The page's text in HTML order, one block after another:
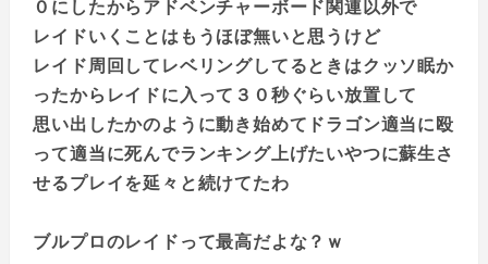
０にしたからアドベンチャーボード関連以外で
レイドいくことはもうほぼ無いと思うけど
レイド周回してレベリングしてるときはクッソ眠か
ったからレイドに入って３０秒ぐらい放置して
思い出したかのように動き始めてドラゴン適当に殴
って適当に死んでランキング上げたいやつに蘇生さ
せるプレイを延々と続けてたわ
ブルプロのレイドって最高だよな？ｗ